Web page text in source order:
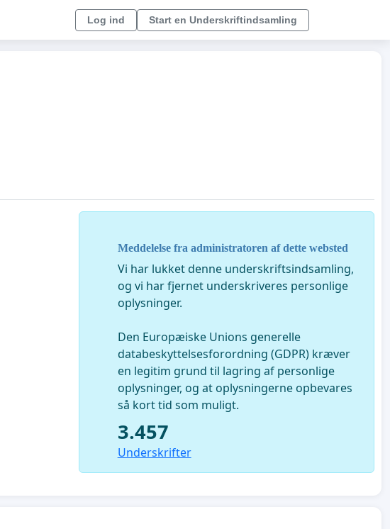
Log ind Start en Underskriftindsamling
Meddelelse fra administratoren af dette websted
Vi har lukket denne underskriftsindsamling,
og vi har fjernet underskriveres personlige
oplysninger.
Den Europæiske Unions generelle
databeskyttelsesforordning (GDPR) kræver
en legitim grund til lagring af personlige
oplysninger, og at oplysningerne opbevares
så kort tid som muligt.
3.457
Underskrifter